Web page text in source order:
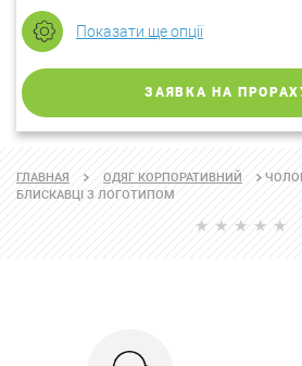
Показати ще опції
ЗАЯВКА НА
ГЛАВНАЯ ОДЯГ КОРПОРАТИВНИЙ
БЛИСКАВЦІ З ЛОГОТИПОМ